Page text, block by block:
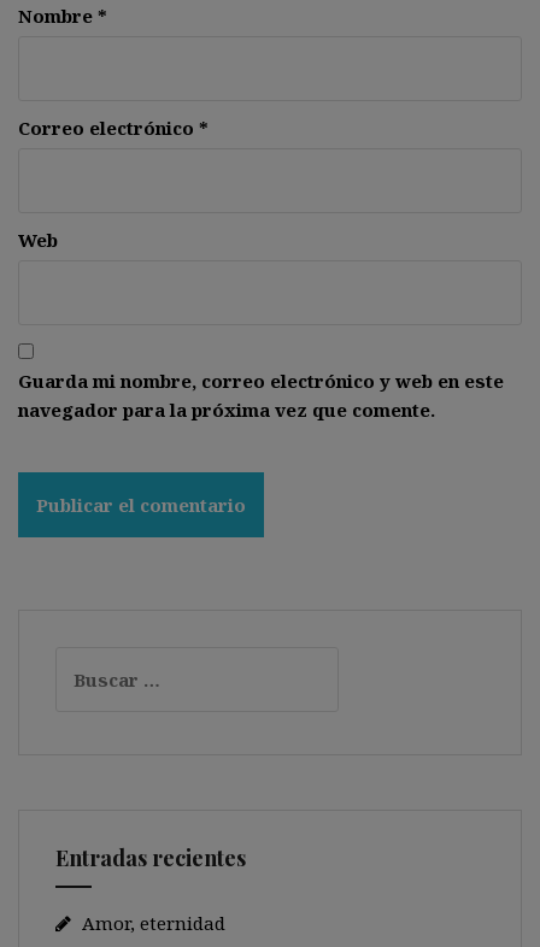
Nombre *
Correo electrónico *
Web
Guarda mi nombre, correo electrónico y web en este
navegador para la próxima vez que comente.
Entradas recientes
Amor, eternidad